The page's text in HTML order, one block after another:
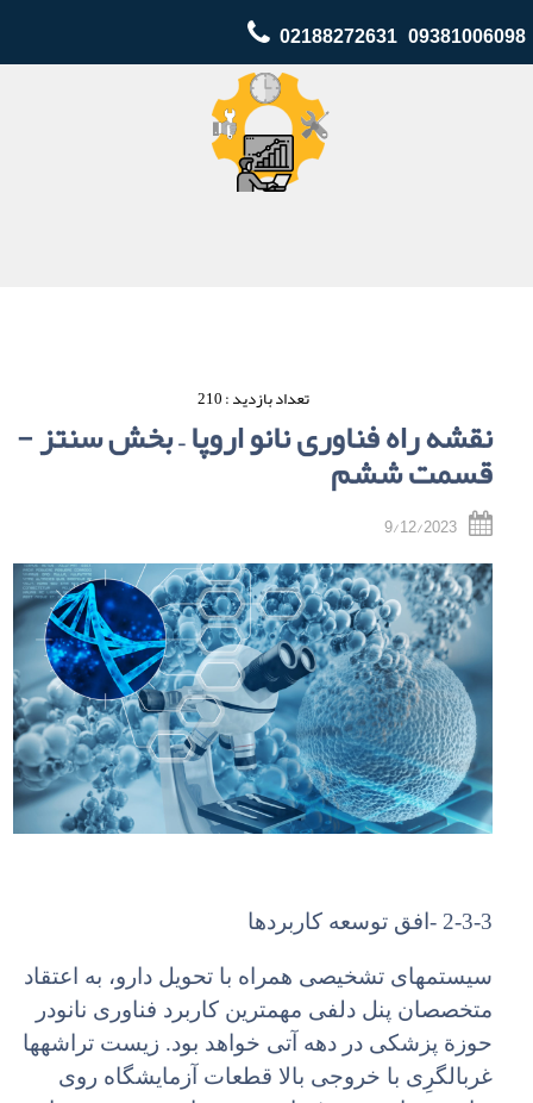
02188272631 09381006098
تعداد بازدید : 210
نقشه راه فناوری نانو اروپا – بخش سنتز -
قسمت ششم
9/12/2023
2-3-3 -افق توسعه کاربردها
سیستمهای تشخیصی همراه با تحویل دارو، به اعتقاد
متخصصان پنل دلفی مهمترین کاربرد فناوری نانودر
حوزة پزشکی در دهه آتی خواهد بود. زیست تراشهها
غربالگرِی با خروجی بالا قطعات آزمایشگاه روی